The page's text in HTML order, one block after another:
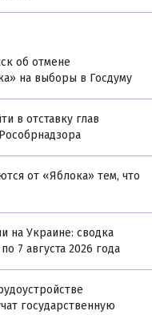
об отмене
на выборы в Госдуму
в отставку глав
от «Яблока» тем, что
на Украине: сводка
7 августа 2026 года
государственную